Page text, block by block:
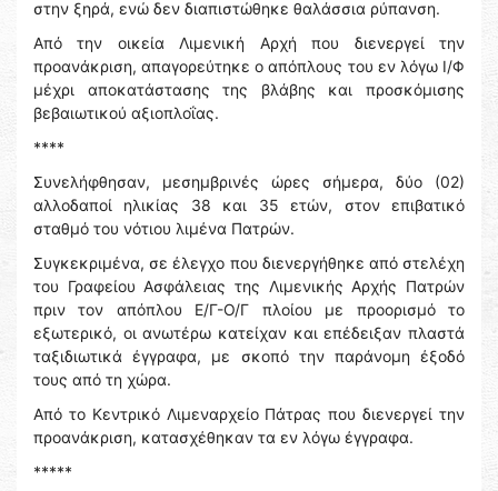
στην ξηρά, ενώ δεν διαπιστώθηκε θαλάσσια ρύπανση.
Από την οικεία Λιμενική Αρχή που διενεργεί την
προανάκριση, απαγορεύτηκε ο απόπλους του εν λόγω Ι/Φ
μέχρι αποκατάστασης της βλάβης και προσκόμισης
βεβαιωτικού αξιοπλοΐας.
****
Συνελήφθησαν, μεσημβρινές ώρες σήμερα, δύο (02)
αλλοδαποί ηλικίας 38 και 35 ετών, στον επιβατικό
σταθμό του νότιου λιμένα Πατρών.
Συγκεκριμένα, σε έλεγχο που διενεργήθηκε από στελέχη
του Γραφείου Ασφάλειας της Λιμενικής Αρχής Πατρών
πριν τον απόπλου Ε/Γ-Ο/Γ πλοίου με προορισμό το
εξωτερικό, οι ανωτέρω κατείχαν και επέδειξαν πλαστά
ταξιδιωτικά έγγραφα, με σκοπό την παράνομη έξοδό
τους από τη χώρα.
Από το Κεντρικό Λιμεναρχείο Πάτρας που διενεργεί την
προανάκριση, κατασχέθηκαν τα εν λόγω έγγραφα.
*****